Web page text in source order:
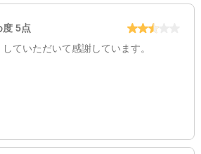
度 5点
ていただいて感謝しています。